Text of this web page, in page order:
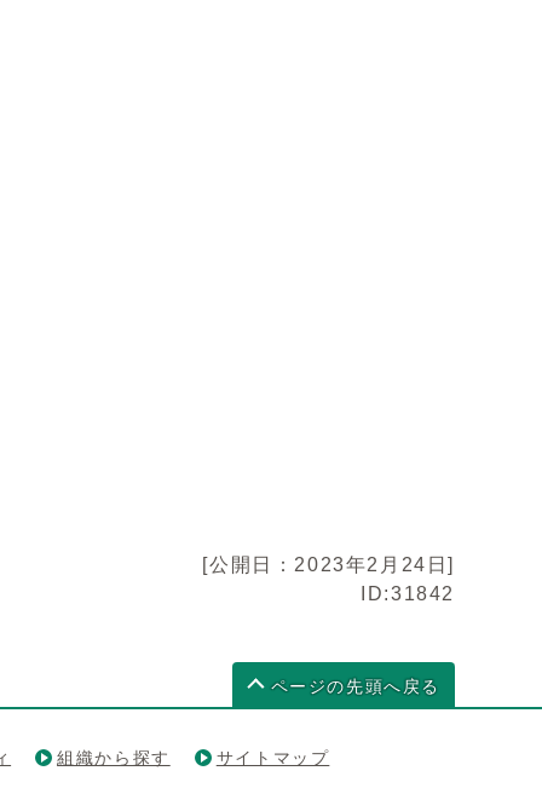
[公開日：2023年2月24日]
ID:31842
ページの先頭へ戻る
組織から探す サイトマップ